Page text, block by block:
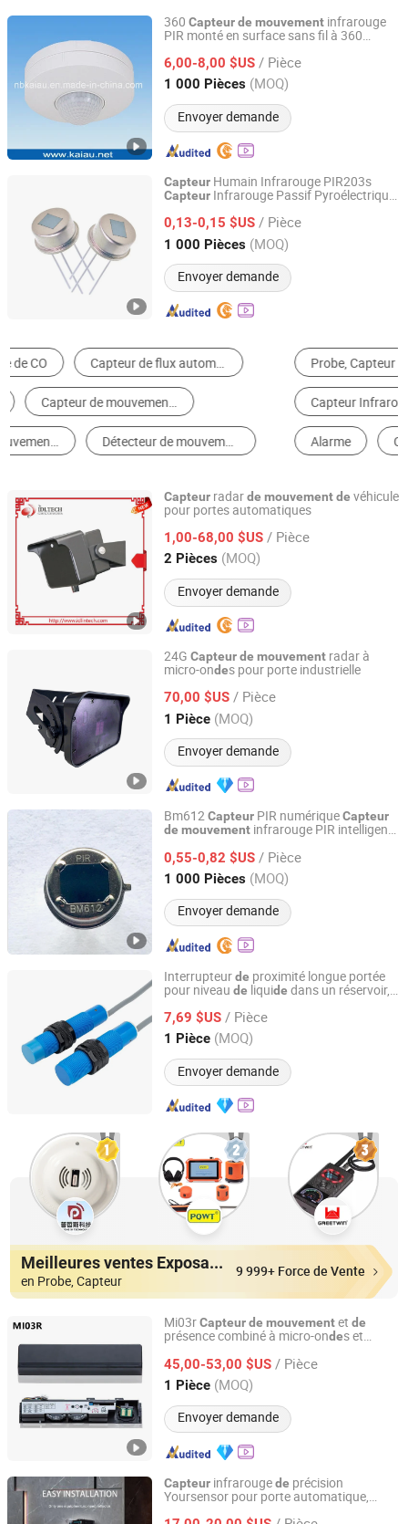
360 Capteurde mouvement infrarouge
PIR monté en surface sans fil à 360
6,00-8,00 $US / Pièce
1 000 Pièces (MOQ)
Envoyer demande
Ningbo Haishu Kaiau Electronics Co., Ltd.
Zhejiang, China Depuis 2011
Capteur Humain Infrarouge PIR203s
Capteur Infrarouge Passif Pyroélectrique
0,13-0,15 $US / Pièce
1 000 Pièces (MOQ)
Envoyer demande
HW INDUSTRIAL CO., LTD
Guangdong, China Depuis 2016
Probe, Capteur Interrupteur à Induction
Capteur Infrarouge Capteur Photoélectrique
Alarme Capteur de Déplacement
Capteur radarde mouvementde véhicule
pour portes automatiques
1,00-68,00 $US / Pièce
2 Pièces (MOQ)
Envoyer demande
IDeal Intelligent Technology Co., Ltd.
Guangdong, China Depuis 2014
24G Capteurde mouvement radar à
micro-ondes pour porte industrielle
70,00 $US / Pièce
1 Pièce (MOQ)
Envoyer demande
Shenzhen Jutai Comm Co., Ltd.
Guangdong, China Depuis 2021
Bm612Capteur PIR numériqueCapteur
de mouvement infrarouge PIR intelligent
0,55-0,82 $US / Pièce
1 000 Pièces (MOQ)
Envoyer demande
HW INDUSTRIAL CO., LTD
Guangdong, China Depuis 2016
Interrupteurde proximité longue portée
pour niveau de liquide dans un réservoir,
PNP capteurdeproximité capacitif
7,69 $US / Pièce
1 Pièce (MOQ)
Envoyer demande
FOSHAN JIMOU SENSOR TECHNOLOGY CO., LTD.
Guangdong, China Depuis 2026
Meilleures ventes Exposants
en Probe, Capteur
9 999+ Force de Vente
Mi03rCapteurde mouvementet de
présence combiné à micro-ondes et
automatique
45,00-53,00 $US / Pièce
1 Pièce (MOQ)
Envoyer demande
Turtech Intelligent Technology (Zhejiang) Co., Ltd
Zhejiang, China Depuis 2022
Capteur infrarougede précision
Yoursensor pour porte automatique,
Ningbo Yoursensor Electronic Technology Co., Ltd.